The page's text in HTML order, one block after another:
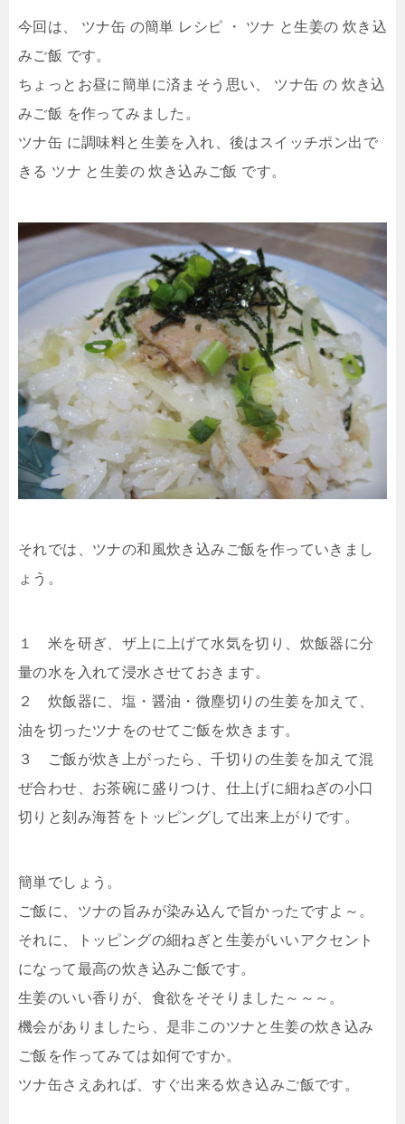
今回は、 ツナ缶 の簡単 レシピ ・ ツナ と生姜の 炊き込
みご飯 です。
ちょっとお昼に簡単に済まそう思い、 ツナ缶 の 炊き込
みご飯 を作ってみました。
ツナ缶 に調味料と生姜を入れ、後はスイッチポン出で
きる ツナ と生姜の 炊き込みご飯 です。
それでは、ツナの和風炊き込みご飯を作っていきまし
ょう。
１ 米を研ぎ、ザ上に上げて水気を切り、炊飯器に分
量の水を入れて浸水させておきます。
２ 炊飯器に、塩・醤油・微塵切りの生姜を加えて、
油を切ったツナをのせてご飯を炊きます。
３ ご飯が炊き上がったら、千切りの生姜を加えて混
ぜ合わせ、お茶碗に盛りつけ、仕上げに細ねぎの小口
切りと刻み海苔をトッピングして出来上がりです。
簡単でしょう。
ご飯に、ツナの旨みが染み込んで旨かったですよ～。
それに、トッピングの細ねぎと生姜がいいアクセント
になって最高の炊き込みご飯です。
生姜のいい香りが、食欲をそそりました～～～。
機会がありましたら、是非このツナと生姜の炊き込み
ご飯を作ってみては如何ですか。
ツナ缶さえあれば、すぐ出来る炊き込みご飯です。